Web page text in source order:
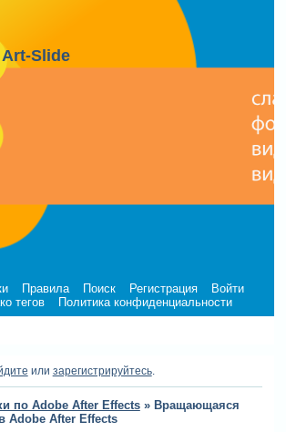
Art-Slide
Правила Поиск Регистрация
Войти
тегов Политика конфиденциальности
или зарегистрируйтесь.
по Adobe After Effects » Вращающаяся
Adobe After Effects